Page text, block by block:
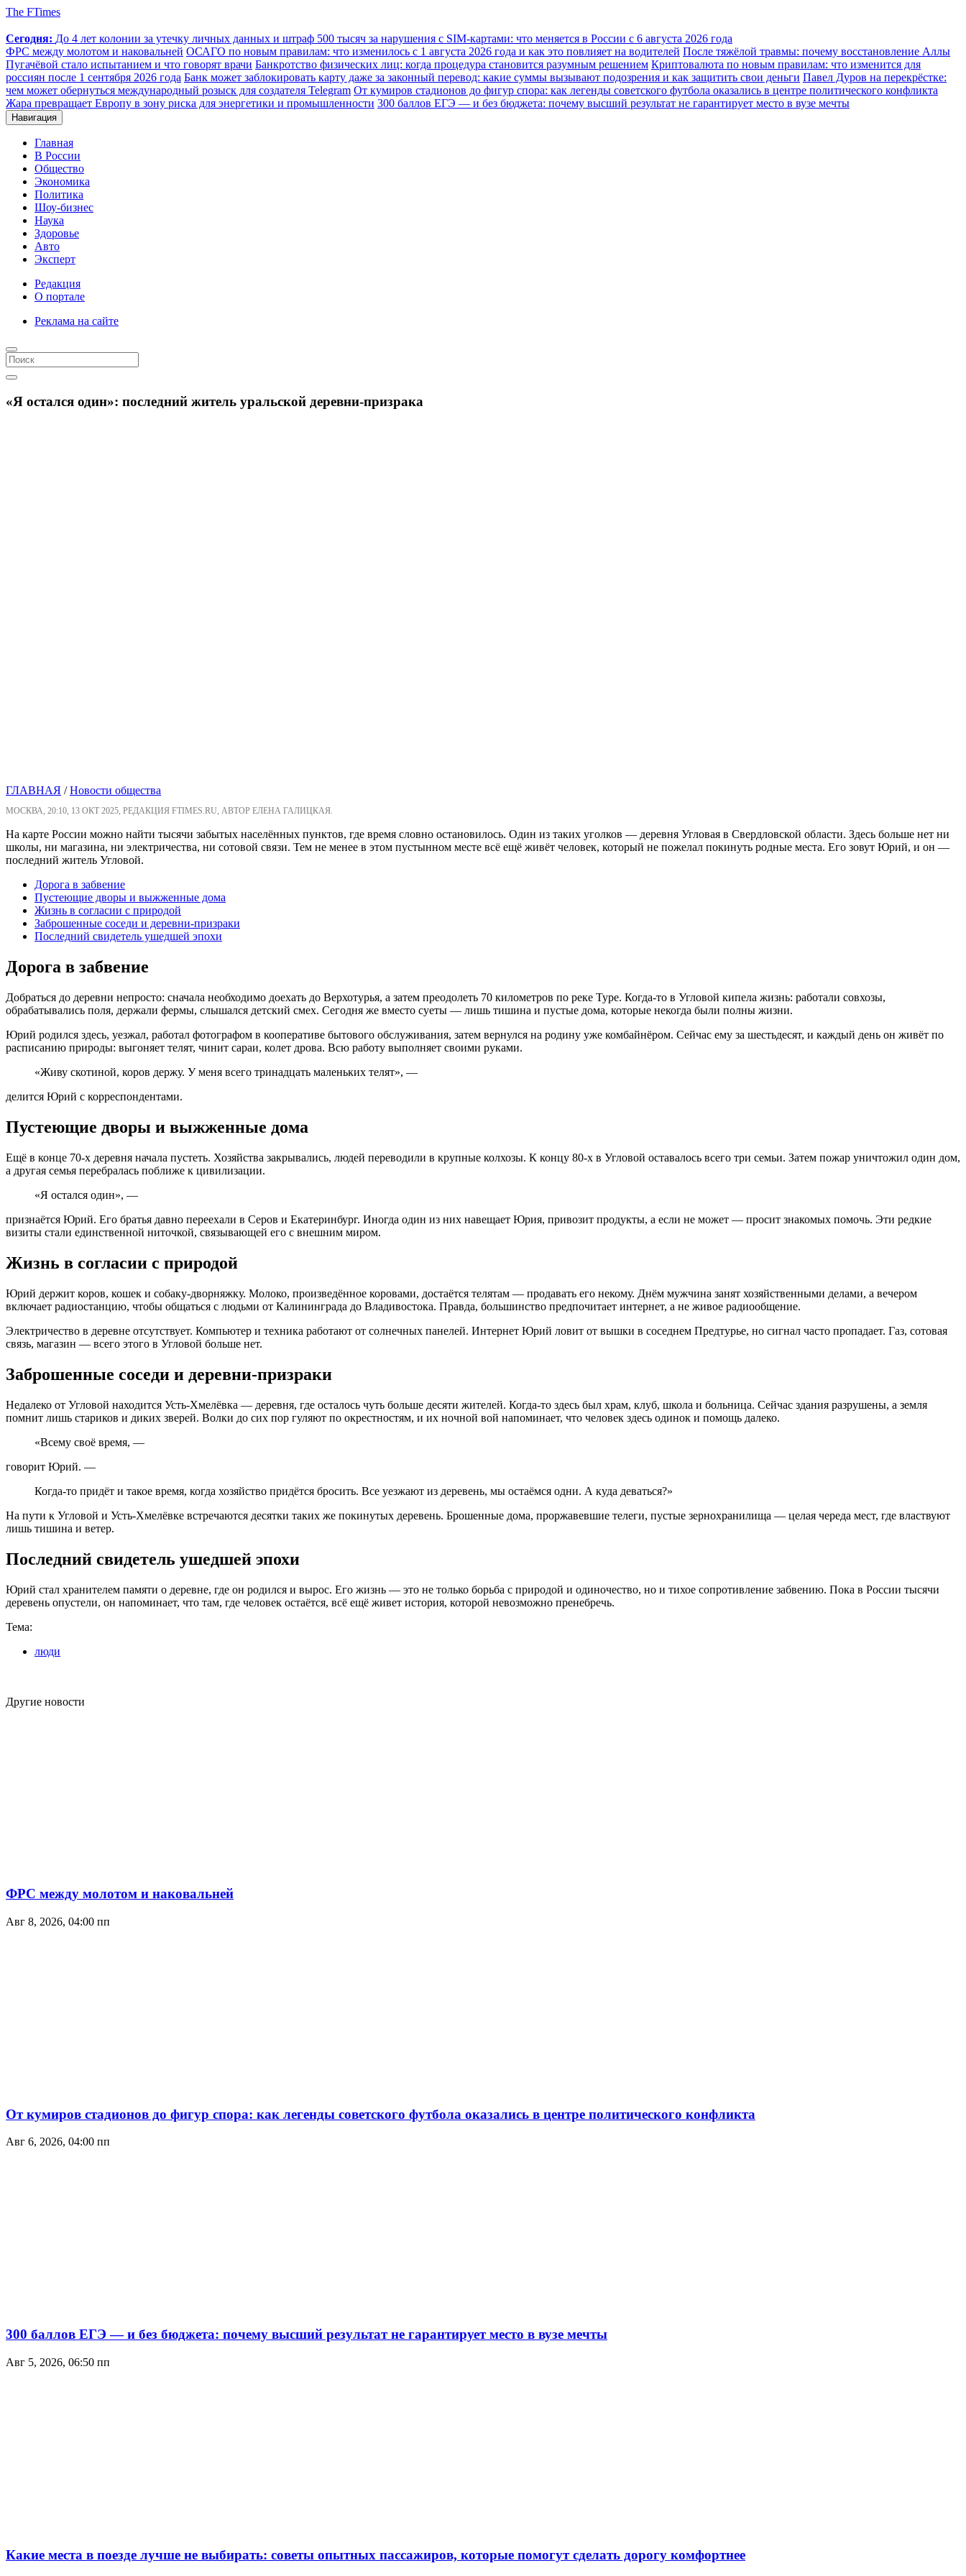
The FTimes
Сегодня: До 4 лет колонии за утечку личных данных и штраф 500 тысяч за нарушения с SIM-картами: что меняется в России с 6 августа 2026 года
ФРС между молотом и наковальней ОСАГО по новым правилам: что изменилось с 1 августа 2026 года и как это повлияет на водителей После тяжёлой травмы: почему восстановление Аллы
Пугачёвой стало испытанием и что говорят врачи Банкротство физических лиц: когда процедура становится разумным решением Криптовалюта по новым правилам: что изменится для
россиян после 1 сентября 2026 года Банк может заблокировать карту даже за законный перевод: какие суммы вызывают подозрения и как защитить свои деньги Павел Дуров на перекрёстке:
чем может обернуться международный розыск для создателя Telegram От кумиров стадионов до фигур спора: как легенды советского футбола оказались в центре политического конфликта
Жара превращает Европу в зону риска для энергетики и промышленности 300 баллов ЕГЭ — и без бюджета: почему высший результат не гарантирует место в вузе мечты
Навигация
Главная
В России
Общество
Экономика
Политика
Шоу-бизнес
Наука
Здоровье
Авто
Эксперт
Редакция
О портале
Реклама на сайте
«Я остался один»: последний житель уральской деревни-призрака
ГЛАВНАЯ /Новости общества
МОСКВА, 20:10, 13 ОКТ 2025, РЕДАКЦИЯ FTIMES.RU, АВТОР ЕЛЕНА ГАЛИЦКАЯ.
На карте России можно найти тысячи забытых населённых пунктов, где время словно остановилось. Один из таких уголков — деревня Угловая в Свердловской области. Здесь больше нет ни
школы, ни магазина, ни электричества, ни сотовой связи. Тем не менее в этом пустынном месте всё ещё живёт человек, который не пожелал покинуть родные места. Его зовут Юрий, и он —
последний житель Угловой.
Дорога в забвение
Пустеющие дворы и выжженные дома
Жизнь в согласии с природой
Заброшенные соседи и деревни-призраки
Последний свидетель ушедшей эпохи
Дорога в забвение
Добраться до деревни непросто: сначала необходимо доехать до Верхотурья, а затем преодолеть 70 километров по реке Туре. Когда-то в Угловой кипела жизнь: работали совхозы,
обрабатывались поля, держали фермы, слышался детский смех. Сегодня же вместо суеты — лишь тишина и пустые дома, которые некогда были полны жизни.
Юрий родился здесь, уезжал, работал фотографом в кооперативе бытового обслуживания, затем вернулся на родину уже комбайнёром. Сейчас ему за шестьдесят, и каждый день он живёт по
расписанию природы: выгоняет телят, чинит сараи, колет дрова. Всю работу выполняет своими руками.
«Живу скотиной, коров держу. У меня всего тринадцать маленьких телят», —
делится Юрий с корреспондентами.
Пустеющие дворы и выжженные дома
Ещё в конце 70-х деревня начала пустеть. Хозяйства закрывались, людей переводили в крупные колхозы. К концу 80-х в Угловой оставалось всего три семьи. Затем пожар уничтожил один дом,
а другая семья перебралась поближе к цивилизации.
«Я остался один», —
признаётся Юрий. Его братья давно переехали в Серов и Екатеринбург. Иногда один из них навещает Юрия, привозит продукты, а если не может — просит знакомых помочь. Эти редкие
визиты стали единственной ниточкой, связывающей его с внешним миром.
Жизнь в согласии с природой
Юрий держит коров, кошек и собаку-дворняжку. Молоко, произведённое коровами, достаётся телятам — продавать его некому. Днём мужчина занят хозяйственными делами, а вечером
включает радиостанцию, чтобы общаться с людьми от Калининграда до Владивостока. Правда, большинство предпочитает интернет, а не живое радиообщение.
Электричество в деревне отсутствует. Компьютер и техника работают от солнечных панелей. Интернет Юрий ловит от вышки в соседнем Предтурье, но сигнал часто пропадает. Газ, сотовая
связь, магазин — всего этого в Угловой больше нет.
Заброшенные соседи и деревни-призраки
Недалеко от Угловой находится Усть-Хмелёвка — деревня, где осталось чуть больше десяти жителей. Когда-то здесь был храм, клуб, школа и больница. Сейчас здания разрушены, а земля
помнит лишь стариков и диких зверей. Волки до сих пор гуляют по окрестностям, и их ночной вой напоминает, что человек здесь одинок и помощь далеко.
«Всему своё время, —
говорит Юрий. —
Когда-то придёт и такое время, когда хозяйство придётся бросить. Все уезжают из деревень, мы остаёмся одни. А куда деваться?»
На пути к Угловой и Усть-Хмелёвке встречаются десятки таких же покинутых деревень. Брошенные дома, проржавевшие телеги, пустые зернохранилища — целая череда мест, где властвуют
лишь тишина и ветер.
Последний свидетель ушедшей эпохи
Юрий стал хранителем памяти о деревне, где он родился и вырос. Его жизнь — это не только борьба с природой и одиночество, но и тихое сопротивление забвению. Пока в России тысячи
деревень опустели, он напоминает, что там, где человек остаётся, всё ещё живет история, которой невозможно пренебречь.
Тема:
люди
Другие новости
ФРС между молотом и наковальней
Авг 8, 2026, 04:00 пп
От кумиров стадионов до фигур спора: как легенды советского футбола оказались в центре политического конфликта
Авг 6, 2026, 04:00 пп
300 баллов ЕГЭ — и без бюджета: почему высший результат не гарантирует место в вузе мечты
Авг 5, 2026, 06:50 пп
Какие места в поезде лучше не выбирать: советы опытных пассажиров, которые помогут сделать дорогу комфортнее